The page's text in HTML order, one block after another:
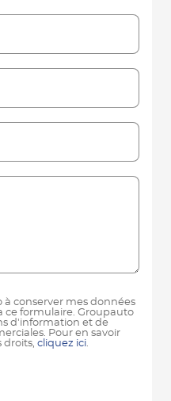
à conserver mes données
ce formulaire. Groupauto
d'information et de
Pour en savoir
droits, cliquez ici.